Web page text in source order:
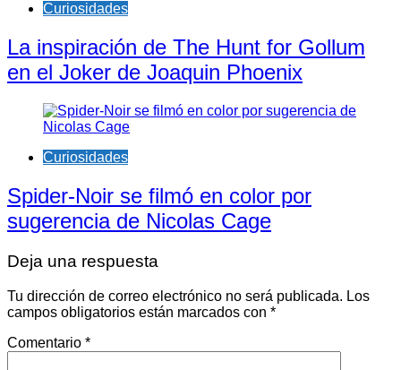
Curiosidades
La inspiración de The Hunt for Gollum
en el Joker de Joaquin Phoenix
Curiosidades
Spider-Noir se filmó en color por
sugerencia de Nicolas Cage
Deja una respuesta
Tu dirección de correo electrónico no será publicada. Los
campos obligatorios están marcados con *
Comentario *